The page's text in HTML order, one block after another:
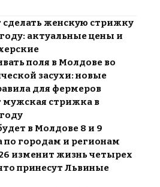
сделать женскую стрижку
актуальные цены и
поля в Молдове во
засухи: новые
для фермеров
мужская стрижка в
в Молдове 8 и 9
по городам и регионам
изменит жизнь четырех
принесут Львиные